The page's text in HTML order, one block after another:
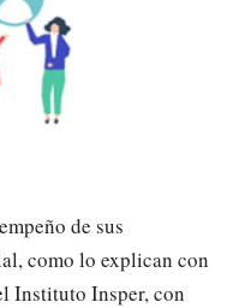
de sus
como lo explican con
Instituto Insper, con